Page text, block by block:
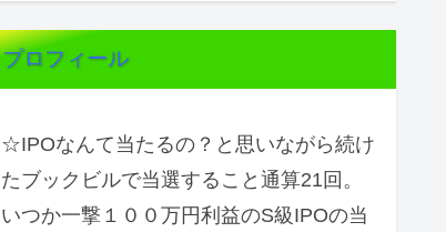
プロフィール
☆IPOなんて当たるの？と思いながら続け
たブックビルで当選すること通算21回。
いつか一撃１００万円利益のS級IPOの当